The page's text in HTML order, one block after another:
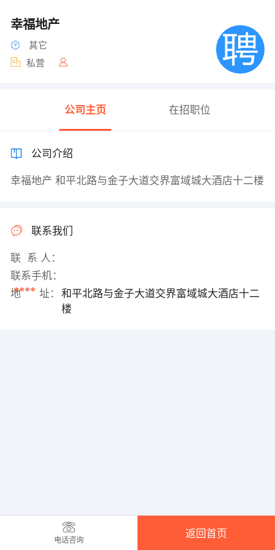
幸福地产
其它
私营
公司主页 在招职位
公司介绍
幸福地产 和平北路与金子大道交界富域城大酒店十二楼
联系我们
联 系 人：
联系手机：
****
地 址：
和平北路与金子大道交界富域城大酒店十二
楼
电话咨询
返回首页